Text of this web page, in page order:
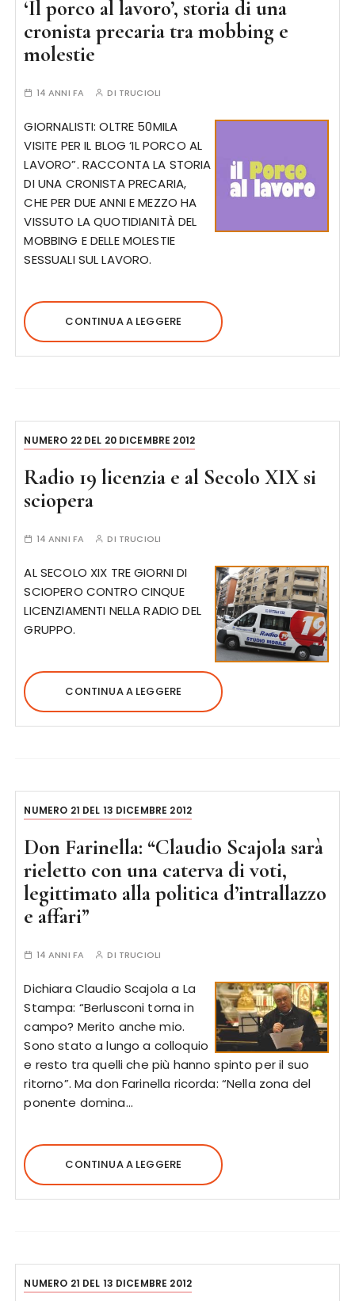
‘Il porco al lavoro’, storia di una
cronista precaria tra mobbing e
molestie
14 ANNI FA DI TRUCIOLI
GIORNALISTI: OLTRE 50MILA
VISITE PER IL BLOG ‘IL PORCO AL
LAVORO”. RACCONTA LA STORIA
DI UNA CRONISTA PRECARIA,
CHE PER DUE ANNI E MEZZO HA
VISSUTO LA QUOTIDIANITÀ DEL
MOBBING E DELLE MOLESTIE
SESSUALI SUL LAVORO.
CONTINUA A LEGGERE
NUMERO 22 DEL 20 DICEMBRE 2012
Radio 19 licenzia e al Secolo XIX si
sciopera
14 ANNI FA DI TRUCIOLI
AL SECOLO XIX TRE GIORNI DI
SCIOPERO CONTRO CINQUE
LICENZIAMENTI NELLA RADIO DEL
GRUPPO.
CONTINUA A LEGGERE
NUMERO 21 DEL 13 DICEMBRE 2012
Don Farinella: “Claudio Scajola sarà
rieletto con una caterva di voti,
legittimato alla politica d’intrallazzo
e affari”
14 ANNI FA DI TRUCIOLI
Dichiara Claudio Scajola a La
Stampa: “Berlusconi torna in
campo? Merito anche mio.
Sono stato a lungo a colloquio
e resto tra quelli che più hanno spinto per il suo
ritorno”. Ma don Farinella ricorda: “Nella zona del
ponente domina…
CONTINUA A LEGGERE
NUMERO 21 DEL 13 DICEMBRE 2012